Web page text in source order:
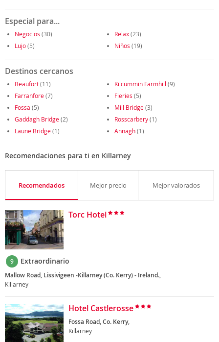
Especial para...
Negocios (30) Relax(23)
Lujo(5) Niños (19)
Destinos cercanos
Beaufort(11) Kilcummin Farmhill (9)
Farranfore(7) Fieries (5)
Fossa (5) Mill Bridge(3)
Gaddagh Bridge(2) Rosscarbery(1)
Laune Bridge(1) Annagh(1)
Recomendaciones para ti en Killarney
Recomendados Mejor precio Mejor valorados
Torc Hotel
9 Extraordinario
Mallow Road, Lissivigeen -Killarney (Co. Kerry) - Ireland.,
Killarney
Hotel Castlerosse
Fossa Road, Co. Kerry,
Killarney